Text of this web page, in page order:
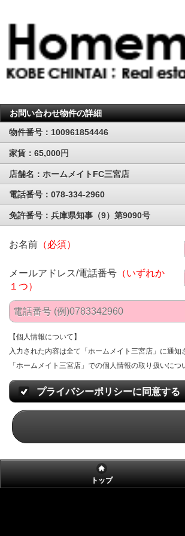
お問い合わせ物件の詳細
物件番号：100961854446
家賃：65,000円
店舗名：ホームメイトFC三宮店
電話番号：078-334-2960
免許番号：兵庫県知事（9）第9090号
お名前 （必須）
メールアドレス/電話番号 （いずれか
１つ）
【個人情報について】
入力された内容は全て「ホームメイト三宮店」に通知
「ホームメイト三宮店」での個人情報の取り扱いにつ
プライバシーポリシーに同意する
トップ